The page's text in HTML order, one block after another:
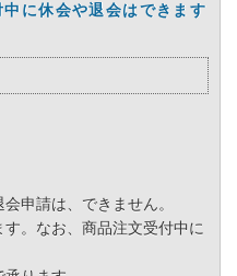
に休会や退会はできます
申請は、できません。
。なお、商品注文受付中に